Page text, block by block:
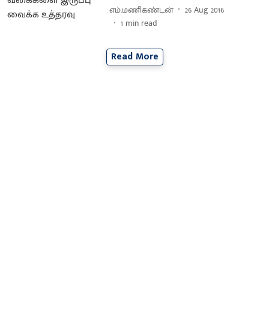
எம்.மணிகண்டன்
26 Aug 2016
1 min read
Read More